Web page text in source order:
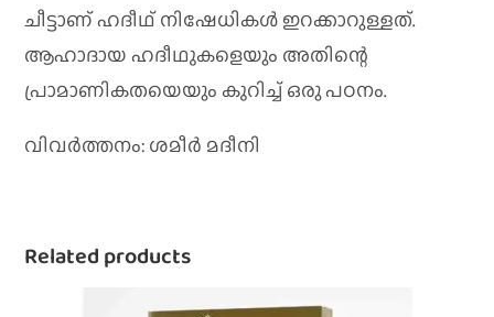
ചീട്ടാണ് ഹദീഥ് നിഷേധികള്‍ ഇറക്കാറുള്ളത്.
ആഹാദായ ഹദീഥുകളെയും അതിന്റെ
പ്രാമാണികതയെയും കുറിച്ച് ഒരു പഠനം.
വിവര്‍ത്തനം: ശമീര്‍ മദീനി
Related products